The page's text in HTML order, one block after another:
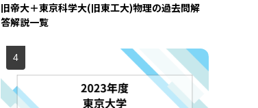
旧帝大＋東京科学大(旧東工大)物理の過去問解
答解説一覧